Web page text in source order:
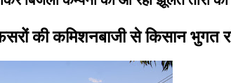
की कमिशनबाजी से किसान भुगत